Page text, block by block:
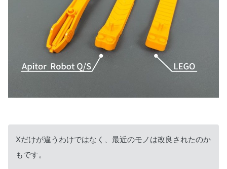
Xだけが違うわけではなく、最近のモノは改良されたのか
もです。